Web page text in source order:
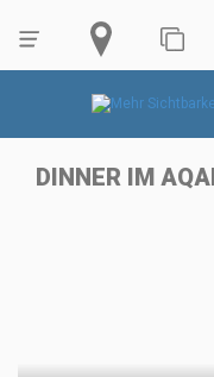
DINNER IM